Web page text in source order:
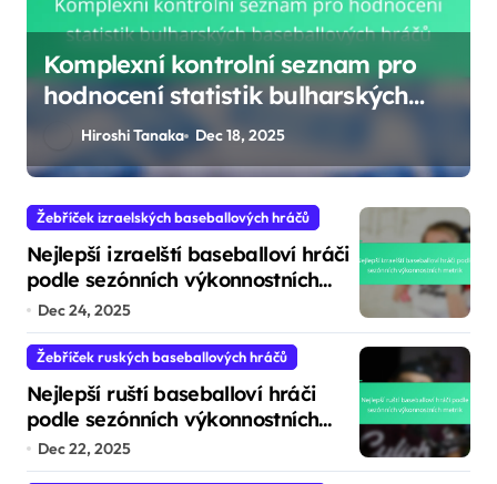
Nejlepší izraelští baseballoví hráči
podle sezónních výkonnostních
metrik
Hiroshi Tanaka Dec 24, 2025
Žebříček izraelských baseballových hráčů
Nejlepší izraelští baseballoví hráči
podle sezónních výkonnostních
metrik
Dec 24, 2025
Žebříček ruských baseballových hráčů
Nejlepší ruští baseballoví hráči
podle sezónních výkonnostních
metrik
Dec 22, 2025